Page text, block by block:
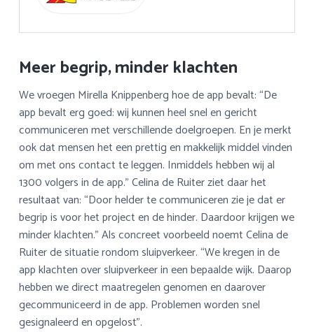
Meer begrip, minder klachten
We vroegen Mirella Knippenberg hoe de app bevalt: “De
app bevalt erg goed: wij kunnen heel snel en gericht
communiceren met verschillende doelgroepen. En je merkt
ook dat mensen het een prettig en makkelijk middel vinden
om met ons contact te leggen. Inmiddels hebben wij al
1300 volgers in de app.” Celina de Ruiter ziet daar het
resultaat van: “Door helder te communiceren zie je dat er
begrip is voor het project en de hinder. Daardoor krijgen we
minder klachten.” Als concreet voorbeeld noemt Celina de
Ruiter de situatie rondom sluipverkeer. “We kregen in de
app klachten over sluipverkeer in een bepaalde wijk. Daarop
hebben we direct maatregelen genomen en daarover
gecommuniceerd in de app. Problemen worden snel
gesignaleerd en opgelost”.